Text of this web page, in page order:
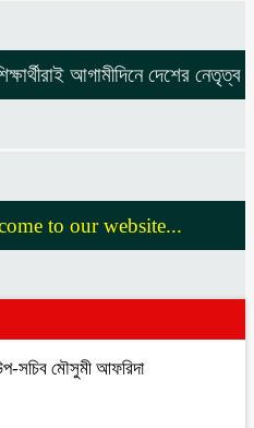
আগামীদিনে দেশের নেতৃত্ব
to our website...
উপ-সচিব মৌসুমী আফরিদা